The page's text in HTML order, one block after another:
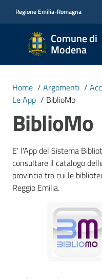
Regione Emilia-Romagna
Comune di
Modena
Comune
di
Modena
CIVICA
MONET
Amministrazione
Novità
Home / Argomenti /
Le App / BiblioMo
BiblioMo
E' l'App del Sistema
consultare il catalogo
provincia tra cui le
Reggio Emilia.